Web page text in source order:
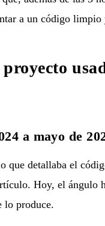
a un código
a mayo de
que detallaba el
Hoy, el ángulo
lo produce.